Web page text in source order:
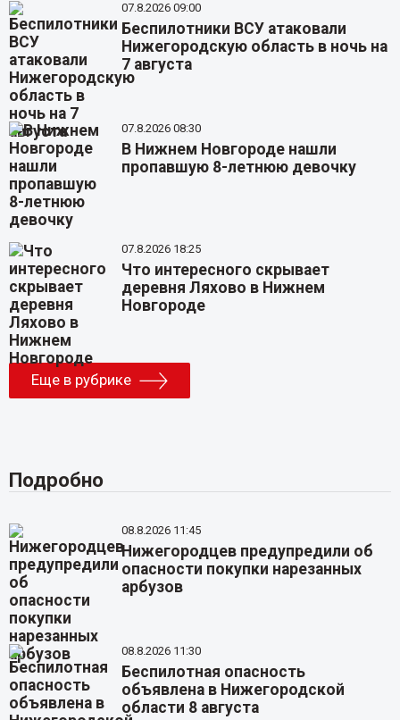
07.8.2026 09:00
Беспилотники ВСУ атаковали
Нижегородскую область в ночь на
7 августа
07.8.2026 08:30
В Нижнем Новгороде нашли
пропавшую 8-летнюю девочку
07.8.2026 18:25
Что интересного скрывает
деревня Ляхово в Нижнем
Новгороде
Еще в рубрике
Подробно
08.8.2026 11:45
Нижегородцев предупредили об
опасности покупки нарезанных
арбузов
08.8.2026 11:30
Беспилотная опасность
объявлена в Нижегородской
области 8 августа